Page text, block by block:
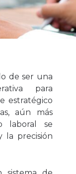
de ser una
para
estratégico
aún más
laboral se
la precisión